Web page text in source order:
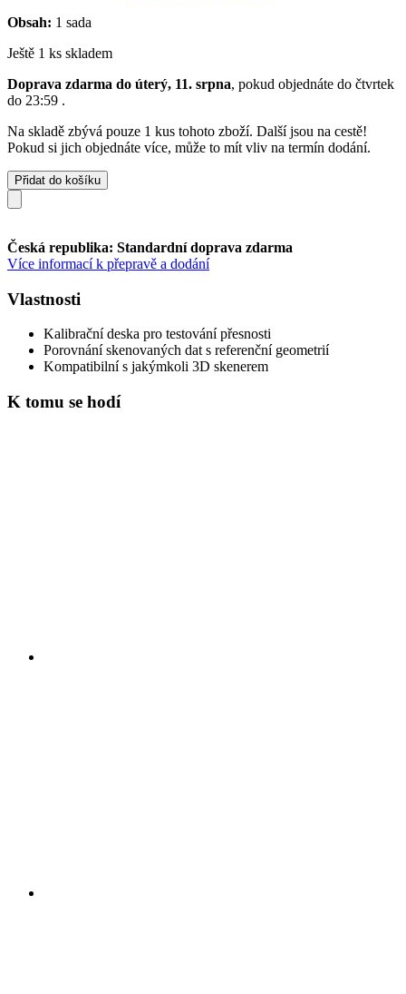
Obsah: 1 sada
Ještě 1 ks skladem
Doprava zdarma do úterý, 11. srpna, pokud objednáte do čtvrtek
do 23:59 .
Na skladě zbývá pouze 1 kus tohoto zboží. Další jsou na cestě!
Pokud si jich objednáte více, může to mít vliv na termín dodání.
Přidat do košíku
Česká republika: Standardní doprava zdarma
Více informací k přepravě a dodání
Vlastnosti
Kalibrační deska pro testování přesnosti
Porovnání skenovaných dat s referenční geometrií
Kompatibilní s jakýmkoli 3D skenerem
K tomu se hodí